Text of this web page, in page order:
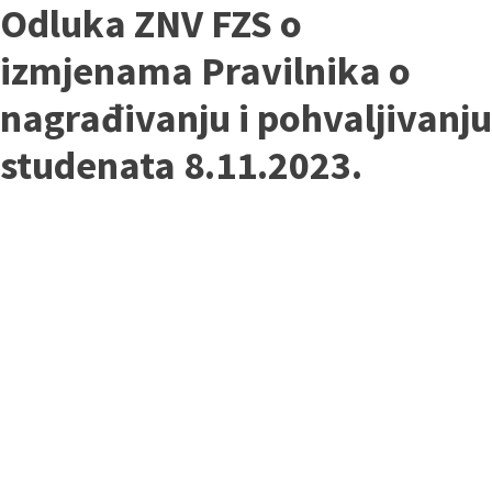
Odluka ZNV FZS o
izmjenama Pravilnika o
nagrađivanju i pohvaljivanju
studenata 8.11.2023.